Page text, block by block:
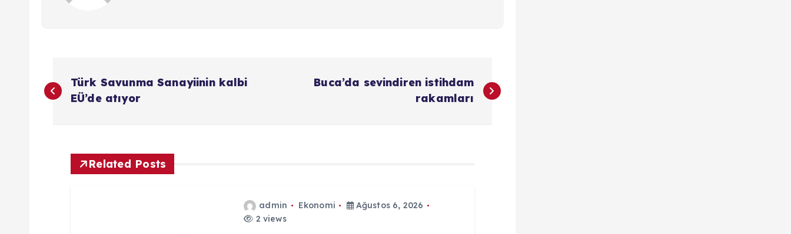
Y
a
Türk Savunma Sanayiinin kalbi
EÜ’de atıyor
Buca’da sevindiren istihdam
rakamları
Related Posts
admin Ekonomi
Ağustos 6, 2026
2 views